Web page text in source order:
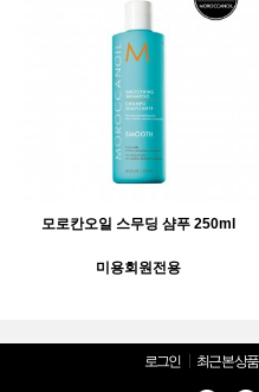
모로칸오일 스무딩 샴푸 250ml
미용회원전용
로그인 최근 본 상품